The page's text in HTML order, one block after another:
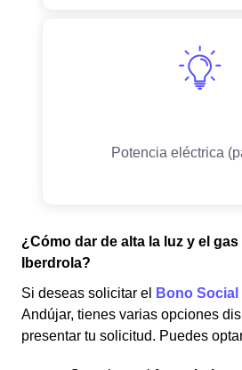
¿Cómo dar de alta la luz y el
Iberdrola?
Si deseas solicitar el
Bono
Andújar, tienes varias opciones
presentar tu solicitud. Puedes